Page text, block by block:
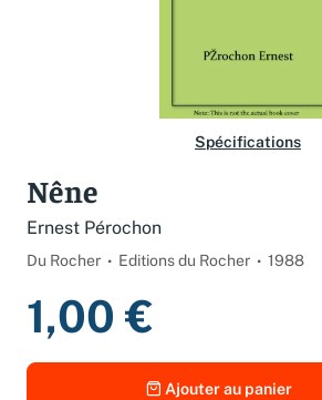
Créer une alerte
Spécifications
Nêne
Ernest Pérochon
Du Rocher Editions du Rocher 1988
1,00 €
Ajouter au panier